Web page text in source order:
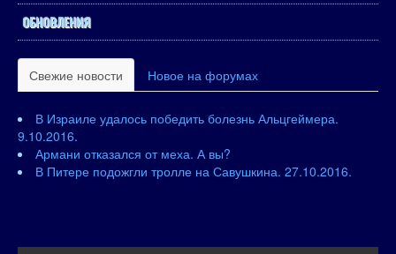
ОБНОВЛЕНИЯ
Свежие новости Новое на форумах
В Израиле удалось победить болезнь Альцгеймера.
9.10.2016.
Армани отказался от меха. А вы?
В Питере подожгли тролле на Савушкина. 27.10.2016.